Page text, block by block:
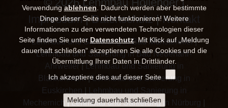
Impressum|Datenschutz|Kontakt
Lehmbau und Sanierung in Bad Münstereifel|
Lehmbau und Sanierung in Bad Neuenahr-
Ahrweiler|Lehmbau und Sanierung in
Blankenheim|Lehmbau und Sanierung in
Euskirchen
Lehmbau und Sanierung in
Mechernich |Lehmbau und Sanierung in Nürburg
Verwendungablehnen .Dadurch werden aber bestimmte
Dinge dieser Seite nicht funktionieren! Weitere
Informationen zu den verwendeten Technologien dieser
Seite finden Sie unter Datenschutz. Mit Klick auf „Meldung
dauerhaft schließen“ akzeptieren Sie alle Cookies und die
Übermittlung Ihrer Daten in Drittländer.
Ich akzeptiere dies auf dieser Seite